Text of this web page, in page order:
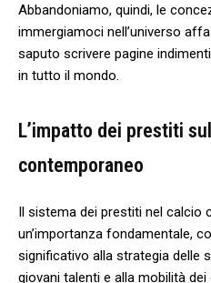
Abbandoniamo, quindi, le
immergiamoci⁢ nell’universo
saputo scrivere pagine
in tutto il mondo.
L’impatto dei prestiti⁣
contemporaneo
Il ⁢sistema dei prestiti nel‌ calcio
un’importanza fondamentale,
significativo alla strategia delle
giovani talenti​ e alla mobilità